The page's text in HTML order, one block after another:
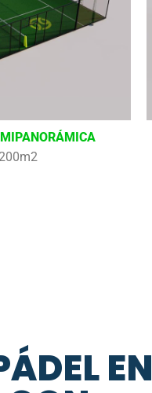
EN